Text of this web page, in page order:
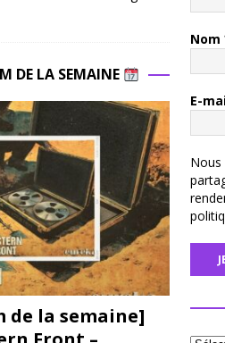
DE LA SEMAINE
de la semaine]
Nom
E-
Nous